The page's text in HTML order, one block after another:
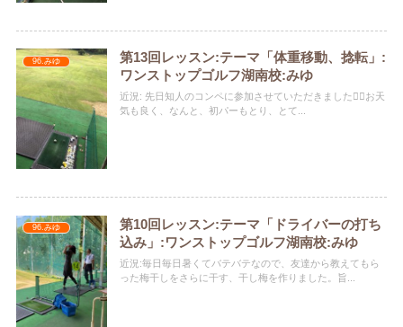
96.みゆ
第13回レッスン:テーマ「体重移動、捻転」:
ワンストップゴルフ湖南校:みゆ
近況: 先日知人のコンペに参加させていただきました🏌️‍♀️お天
気も良く、なんと、初パーもとり、とて...
96.みゆ
第10回レッスン:テーマ「ドライバーの打ち
込み」:ワンストップゴルフ湖南校:みゆ
近況:毎日毎日暑くてバテバテなので、友達から教えてもら
った梅干しをさらに干す、干し梅を作りました。旨...